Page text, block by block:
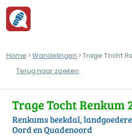
Home >Wandelingen > Trage Tocht
Terug naar zoeken
Trage Tocht Renkum
Renkums beekdal,
Oord en Quadenoord